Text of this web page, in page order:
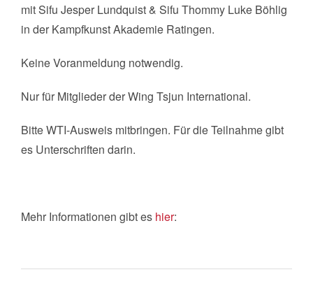
mit Sifu Jesper Lundquist & Sifu Thommy Luke Böhlig
in der Kampfkunst Akademie Ratingen.
Keine Voranmeldung notwendig.
Nur für Mitglieder der Wing Tsjun International.
Bitte WTI-Ausweis mitbringen. Für die Teilnahme gibt
es Unterschriften darin.
Mehr Informationen gibt es hier: